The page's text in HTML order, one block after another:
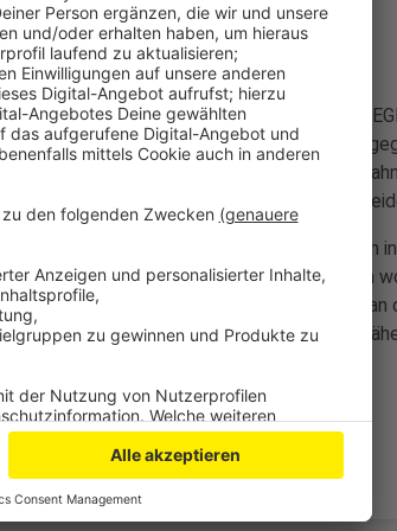
die Antworten der Planungsgesellschaft
hat es erste Zugeständnisse
unter der Autobahn müsste von der
den Ort geht. genau das befürchten
gerade mal 100 Meter von den Häusern
aber kein Ausschlusskriterium. Man
noch weitere Fürsprecher in der Politik an
Anlagen. Kritisiert wird in Burscheid die
im Landschaftsschutzgebiet liegt.